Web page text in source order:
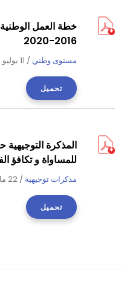
خطة العمل
2016-2020
مستوى وطني / 11 يوليو 2021
تحميل
المذكرة التوجيهية
للمساواة و تكافؤ
مذكرات توجيهية / 22 مايو 2019
تحميل